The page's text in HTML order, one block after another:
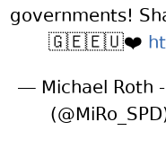
governments!
🇬🇪🇪🇺❤️
— Michael